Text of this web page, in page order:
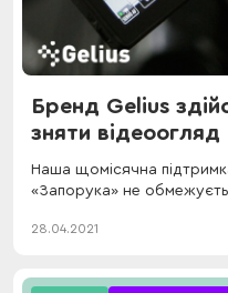
Бренд Gelius
зняти відеоогляд
Наша щомісячна
«Запорука» не
28.04.2021